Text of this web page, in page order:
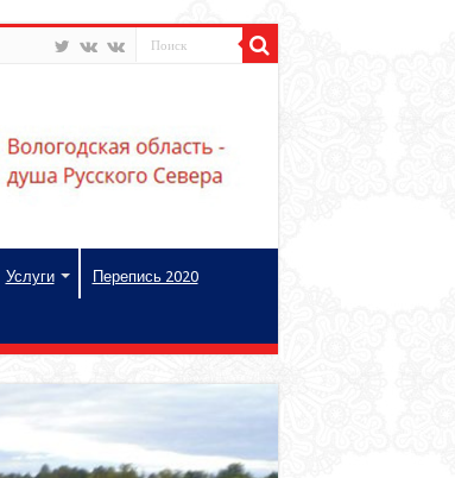
Услуги Перепись 2020